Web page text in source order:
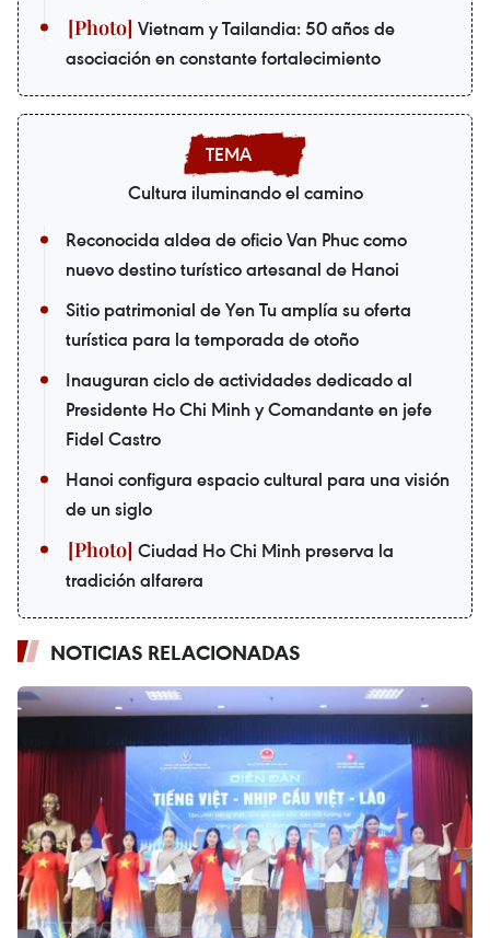
Vietnam y Tailandia: 50 años de
asociación en constante fortalecimiento
Cultura iluminando el camino
Reconocida aldea de oficio Van Phuc como
nuevo destino turístico artesanal de Hanoi
Sitio patrimonial de Yen Tu amplía su oferta
turística para la temporada de otoño
Inauguran ciclo de actividades dedicado al
Presidente Ho Chi Minh y Comandante en jefe
Fidel Castro
Hanoi configura espacio cultural para una visión
de un siglo
Ciudad Ho Chi Minh preserva la
tradición alfarera
NOTICIAS RELACIONADAS